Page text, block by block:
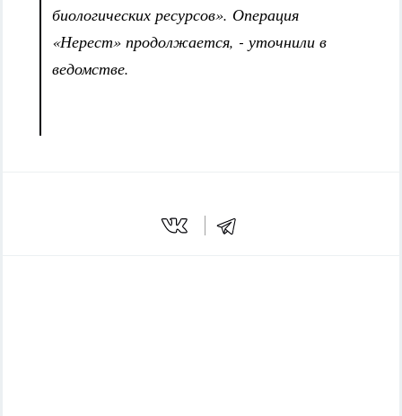
биологических ресурсов». Операция
«Нерест» продолжается, - уточнили в
ведомстве.